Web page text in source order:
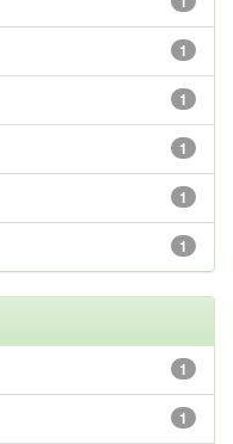
1
1
1
1
1
1
1